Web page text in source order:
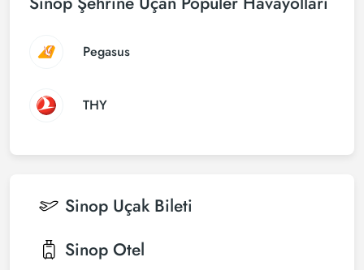
Pegasus
THY
Sinop Uçak Bileti
Sinop Otel